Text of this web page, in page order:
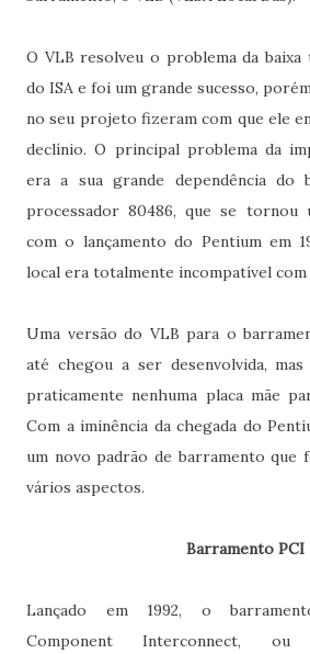
O VLB resolveu o problema da baixa
do ISA e foi um grande sucesso,
no seu projeto fizeram com que ele
declínio. O principal problema da
era a sua grande dependência do
processador 80486, que se tornou
com o lançamento do Pentium em
local era totalmente incompatível com
Uma versão do VLB para o
até chegou a ser desenvolvida,
praticamente nenhuma placa mãe
Com a iminência da chegada do
um novo padrão de barramento que
vários aspectos.
Barramento PCI
Lançado em 1992, o
Component Interconnect, ou